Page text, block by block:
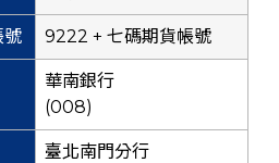
9222 + 七碼期貨帳號
華南銀行
(008)
臺北南門分行